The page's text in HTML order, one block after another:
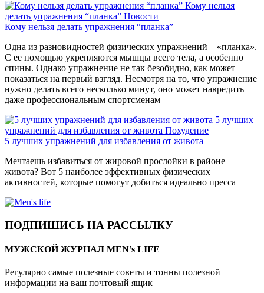
Кому нельзя
делать упражнения “планка” Новости
Кому нельзя делать упражнения “планка”
Одна из разновидностей физических упражнений – «планка».
С ее помощью укрепляются мышцы всего тела, а особенно
спины. Однако упражнение не так безобидно, как может
показаться на первый взгляд. Несмотря на то, что упражнение
нужно делать всего несколько минут, оно может навредить
даже профессиональным спортсменам
5 лучших
упражнений для избавления от живота Похудение
5 лучших упражнений для избавления от живота
Мечтаешь избавиться от жировой прослойки в районе
живота? Вот 5 наиболее эффективных физических
активностей, которые помогут добиться идеально пресса
ПОДПИШИСЬ НА РАССЫЛКУ
МУЖСКОЙ ЖУРНАЛ MEN’s LIFE
Регулярно самые полезные советы и тонны полезной
информации на ваш почтовый ящик